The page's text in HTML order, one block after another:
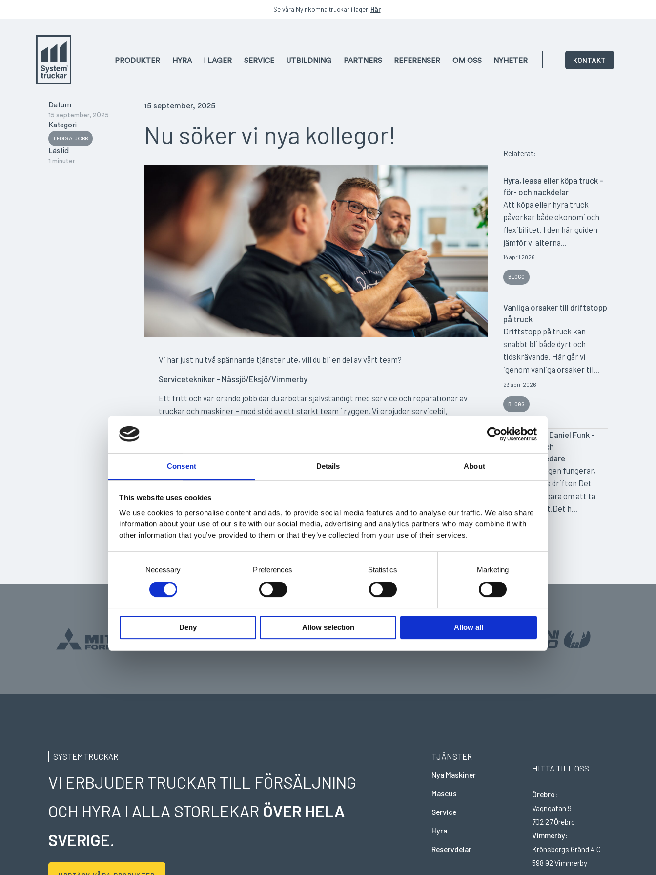
Consent Details About
This website uses cookies
We use cookies to personalise content and ads, to provide social media features and to analyse our traffic. We also share
information about your use of our site with our social media, advertising and analytics partners who may combine it with
other information that you’ve provided to them or that they’ve collected from your use of their services.
e
Necessary Preferences Statistics Marketing
Deny Allow selection Allow all
Se våra Nyinkomna truckar i lager Här
PRODUKTER HYRA I LAGER SERVICE UTBILDNING PARTNERS REFERENSER OM OSS NYHETER KONTAKT
Datum
15 september, 2025
Kategori
LEDIGA JOBB
Lästid
1 minuter
15 september, 2025
Nu söker vi nya kollegor!
Vi har just nu två spännande tjänster ute, vill du bli en del av vårt team?
Servicetekniker – Nässjö/Eksjö/Vimmerby
Ett fritt och varierande jobb där du arbetar självständigt med service och reparationer av
truckar och maskiner – med stöd av ett starkt team i ryggen. Vi erbjuder servicebil,
GÅ TILLBAKA
Relaterat:
Hyra, leasa eller köpa truck –
för- och nackdelar
Att köpa eller hyra truck
påverkar både ekonomi och
flexibilitet. I den här guiden
jämför vi alterna...
14 april 2026
BLOGG
Vanliga orsaker till driftstopp
på truck
Driftstopp på truck kan
snabbt bli både dyrt och
tidskrävande. Här går vi
igenom vanliga orsaker til...
23 april 2026
BLOGG
Intervju med Daniel Funk –
Instruktör och
utbildningsledare
När utbildningen fungerar,
fungerar hela driften Det
handlar inte bara om att ta
ett truckkort.Det h...
9 juni 2026
SYSTEMTRUCKAR
VI ERBJUDER TRUCKAR TILL FÖRSÄLJNING
OCH HYRA I ALLA STORLEKAR ÖVER HELA
SVERIGE.
TJÄNSTER
Nya Maskiner
Mascus
Service
Hyra
Reservdelar
HITTA TILL OSS
Örebro:
Vagngatan 9
702 27 Örebro
Vimmerby:
Krönsborgs Gränd 4 C
598 92 Vimmerby